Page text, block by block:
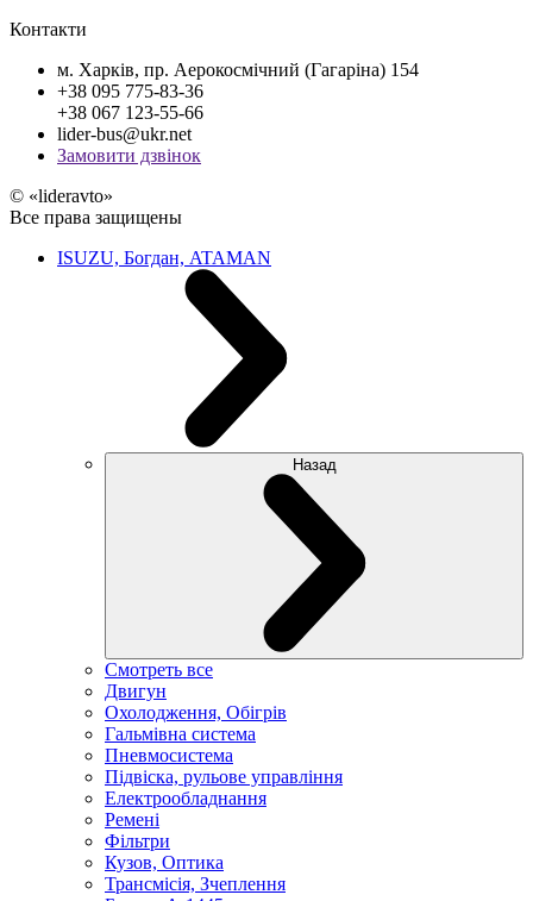
Контакти
м. Харків, пр. Аерокосмічний (Гагаріна) 154
+38 095 775-83-36
+38 067 123-55-66
lider-bus@ukr.net
Замовити дзвінок
© «lideravto»
Все права защищены
ISUZU, Богдан, ATAMAN
Назад
Смотреть все
Двигун
Охолодження, Обігрів
Гальмівна система
Пневмосистема
Підвіска, рульове управління
Електрообладнання
Ремені
Фільтри
Кузов, Оптика
Трансмісія, Зчеплення